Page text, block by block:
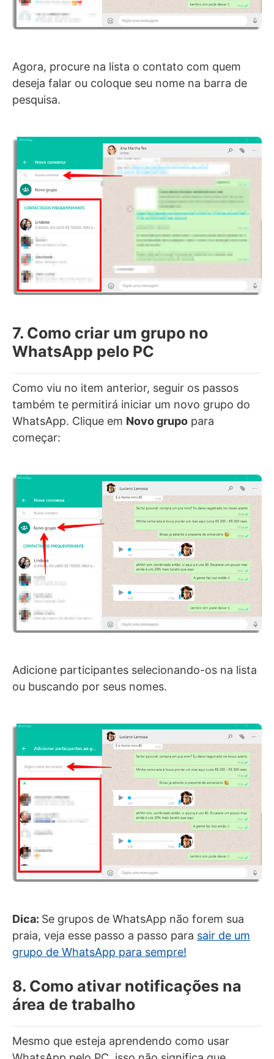
Agora, procure na lista o contato com quem
deseja falar ou coloque seu nome na barra de
pesquisa.
7. Como criar um grupo no
WhatsApp pelo PC
Como viu no item anterior, seguir os passos
também te permitirá iniciar um novo grupo do
WhatsApp. Clique em Novo grupo para
começar:
Adicione participantes selecionando-os na lista
ou buscando por seus nomes.
Dica: Se grupos de WhatsApp não forem sua
praia, veja esse passo a passo para sair de um
grupo de WhatsApp para sempre!
8. Como ativar notificações na
área de trabalho
Mesmo que esteja aprendendo como usar